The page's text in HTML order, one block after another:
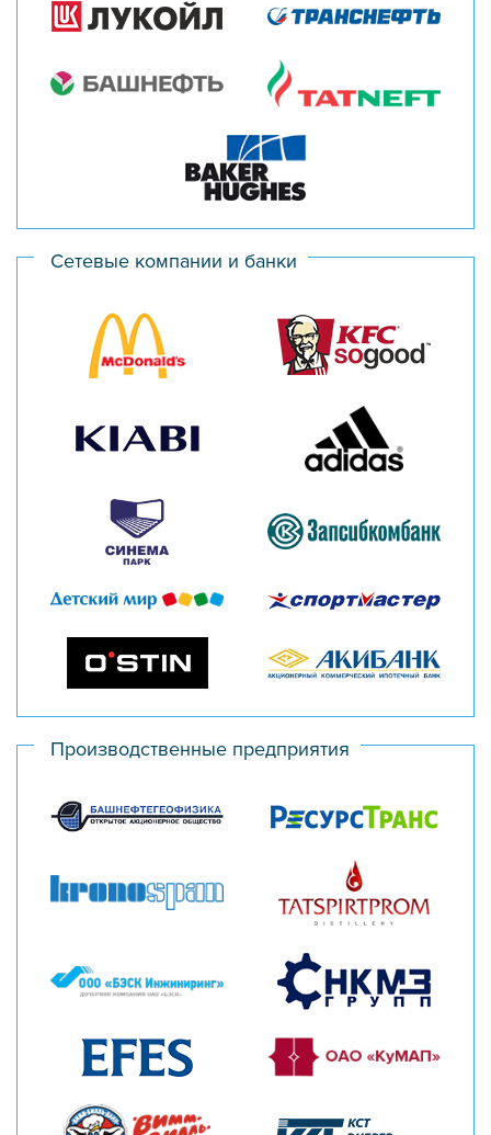
Сетевые компании и банки
Производственные предприятия